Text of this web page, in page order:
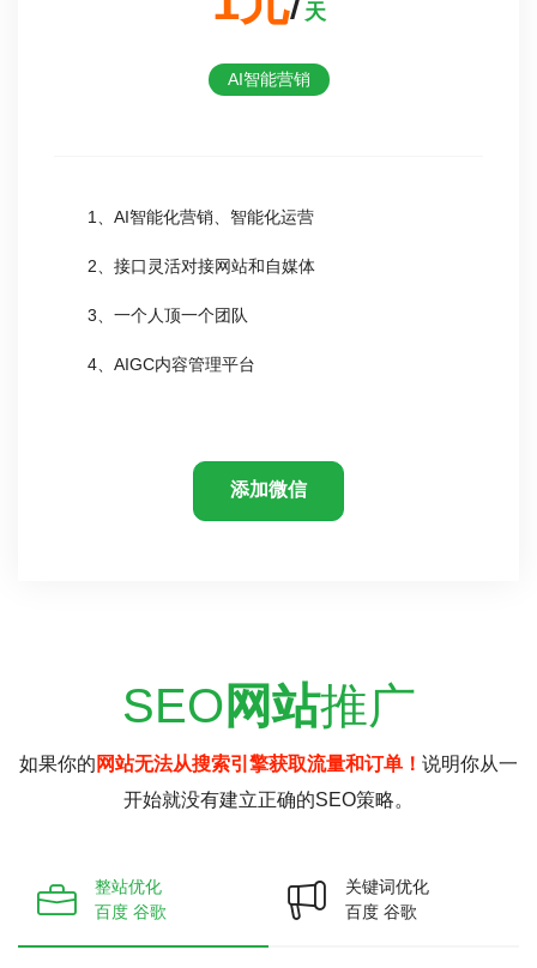
天
AI智能营销
1、AI智能化营销、智能化运营
2、接口灵活对接网站和自媒体
3、一个人顶一个团队
4、AIGC内容管理平台
添加微信
SEO 网站推广
如果你的 网站无法从搜索引擎获取流量和订单！ 说明你从一
开始就没有建立正确的SEO策略。
整站优化
百度 谷歌
关键词优化
百度 谷歌